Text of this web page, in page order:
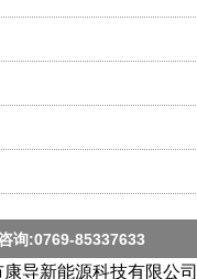
询:0769-85337633
康导新能源科技有限